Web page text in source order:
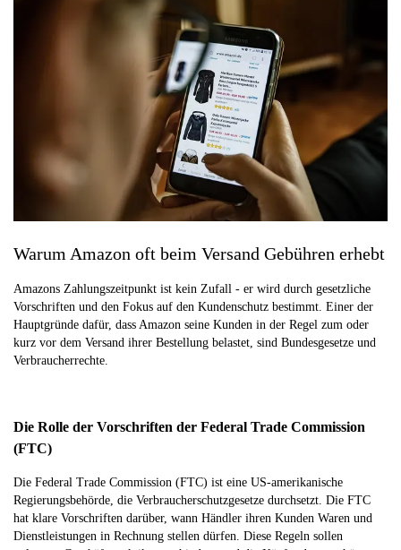
Warum Amazon oft beim Versand Gebühren erhebt
Amazons Zahlungszeitpunkt ist kein Zufall - er wird durch gesetzliche
Vorschriften und den Fokus auf den Kundenschutz bestimmt. Einer der
Hauptgründe dafür, dass Amazon seine Kunden in der Regel zum oder
kurz vor dem Versand ihrer Bestellung belastet, sind Bundesgesetze und
Verbraucherrechte.
Die Rolle der Vorschriften der Federal Trade Commission
(FTC)
Die Federal Trade Commission (FTC) ist eine US-amerikanische
Regierungsbehörde, die Verbraucherschutzgesetze durchsetzt. Die FTC
hat klare Vorschriften darüber, wann Händler ihren Kunden Waren und
Dienstleistungen in Rechnung stellen dürfen. Diese Regeln sollen